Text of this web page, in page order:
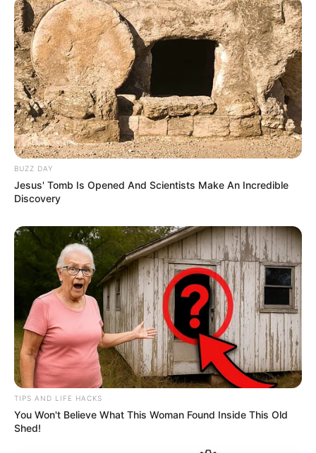
BUZZ DAY
Jesus' Tomb Is Opened And Scientists Make An Incredible
Discovery
TIPS AND LIFE HACKS
You Won't Believe What This Woman Found Inside This Old
Shed!